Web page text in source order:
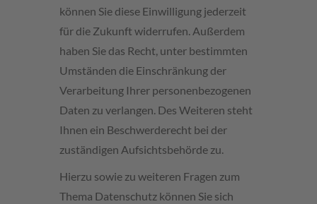
können Sie diese Einwilligung jederzeit
für die Zukunft widerrufen. Außerdem
haben Sie das Recht, unter bestimmten
Umständen die Einschränkung der
Verarbeitung Ihrer personenbezogenen
Daten zu verlangen. Des Weiteren steht
Ihnen ein Beschwerderecht bei der
zuständigen Aufsichtsbehörde zu.
Hierzu sowie zu weiteren Fragen zum
Thema Datenschutz können Sie sich